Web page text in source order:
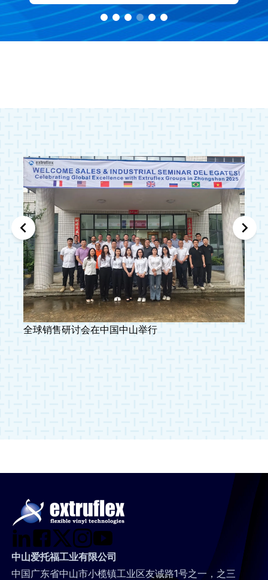
全球销售研讨会在中国中山举行
中山爱托福工业有限公司
中国广东省中山市小榄镇工业区友诚路1号之一，之三